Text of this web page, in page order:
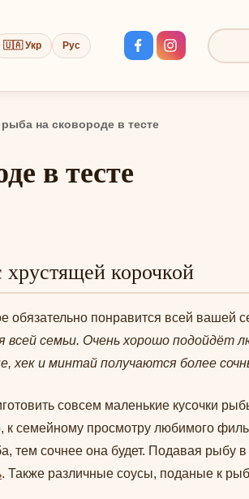
🇺🇦 Укр Рус
Поиск:
на сковороде в тесте
в тесте
корочкой
обязательно понравится всей вашей
семьи. Очень хорошо подойдёт
хек и минтай получаются более
совсем маленькие кусочки
к семейному просмотру любимого
сочнее она будет. Подавая рыбу в
. Также различные соусы, поданые к